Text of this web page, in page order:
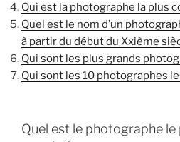
Qui est la photographe la plus
Quel est le nom d’un
à partir du début du Xxième
Qui sont les plus grands
Qui sont les 10 photographes
Quel est le photographe le